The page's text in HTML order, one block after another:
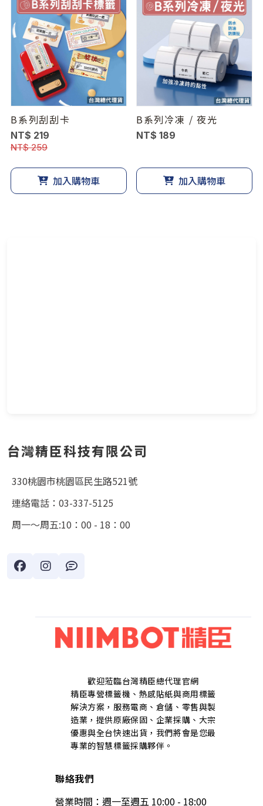
B系列刮刮卡
NT$ 219
NT$ 259
加入購物車
B系列冷凍 / 夜光
NT$ 189
加入購物車
台灣精臣科技有限公司
330桃園市桃園區民生路521號
連絡電話：03-337-5125
周一～周五:10：00 - 18：00
歡迎蒞臨台灣精臣總代理官網
精臣專營標籤機、熱感貼紙與商用標籤
解決方案，服務電商、倉儲、零售與製
造業，提供原廠保固、企業採購、大宗
優惠與全台快速出貨，我們將會是您最
專業的智慧標籤採購夥伴。
聯絡我們
營業時間：週一至週五 10:00 - 18:00